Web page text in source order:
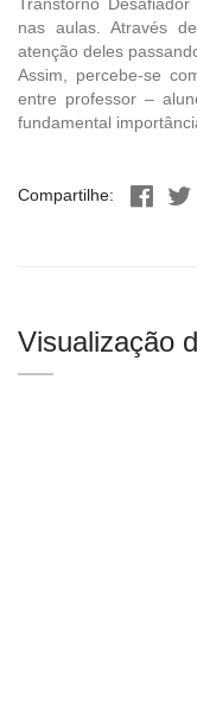
nas aulas. Através
atenção deles
Assim, percebe-se
entre professor –
fundamental
Compartilhe:
Visualização